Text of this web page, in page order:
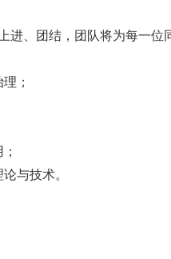
进、团结，团队将为每一
；
与技术。